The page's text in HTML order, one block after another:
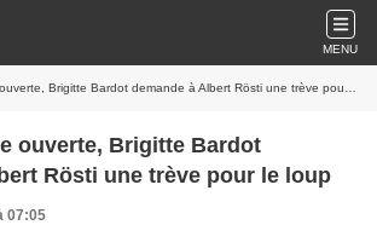
MENU
Brigitte Bardot demande à Albert Rösti une trève pour le loup
ouverte, Brigitte Bardot
Rösti une trève pour le loup
07:05